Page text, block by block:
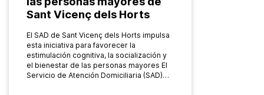
Sant Vicenç dels Horts
El SAD de Sant Vicenç dels Horts impulsa
esta iniciativa para favorecer la
estimulación cognitiva, la socialización y
el bienestar de las personas mayores El
Servicio de Atención Domiciliaria (SAD)…